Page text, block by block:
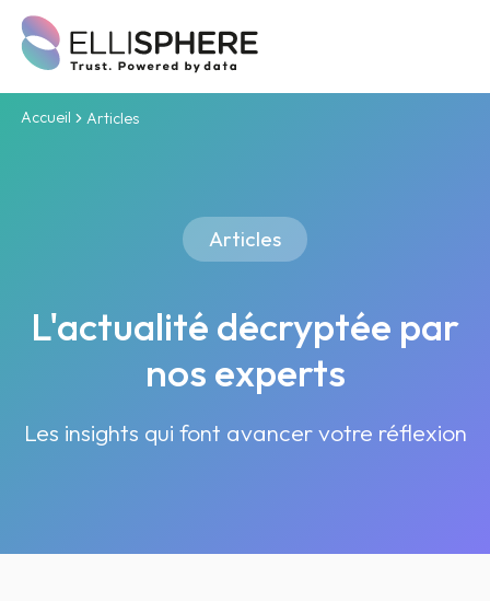
Accueil Articles
Articles
L'actualité décryptée par
nos experts
Les insights qui font avancer votre réflexion